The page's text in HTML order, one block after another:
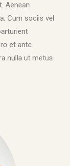
Aenean
Cum sociis vel
et ante
nulla ut metus